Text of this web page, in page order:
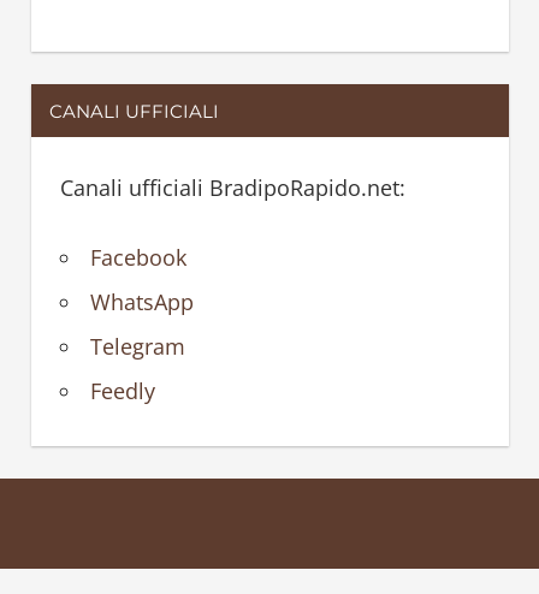
CANALI UFFICIALI
Canali ufficiali BradipoRapido.net:
Facebook
WhatsApp
Telegram
Feedly